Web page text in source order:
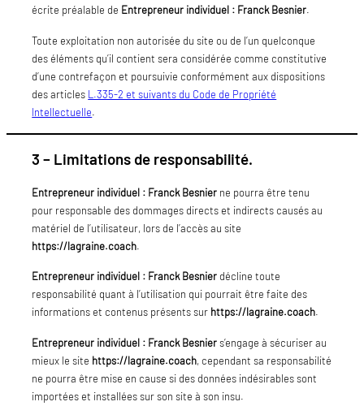
écrite préalable de Entrepreneur individuel : Franck Besnier.
Toute exploitation non autorisée du site ou de l’un quelconque
des éléments qu’il contient sera considérée comme constitutive
d’une contrefaçon et poursuivie conformément aux dispositions
des articles L.335-2 et suivants du Code de Propriété
Intellectuelle.
3 – Limitations de responsabilité.
Entrepreneur individuel : Franck Besnier ne pourra être tenu
pour responsable des dommages directs et indirects causés au
matériel de l’utilisateur, lors de l’accès au site
https://lagraine.coach.
Entrepreneur individuel : Franck Besnier décline toute
responsabilité quant à l’utilisation qui pourrait être faite des
informations et contenus présents sur https://lagraine.coach.
Entrepreneur individuel : Franck Besniers’engage à sécuriser au
mieux le site https://lagraine.coach, cependant sa responsabilité
ne pourra être mise en cause si des données indésirables sont
importées et installées sur son site à son insu.